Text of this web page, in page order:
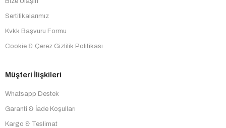
Sertifikalarımız
Kvkk Başvuru Formu
Cookie & Çerez Gizlilik Politikası
Müşteri İlişkileri
Whatsapp Destek
Garanti & İade Koşulları
Kargo & Teslimat